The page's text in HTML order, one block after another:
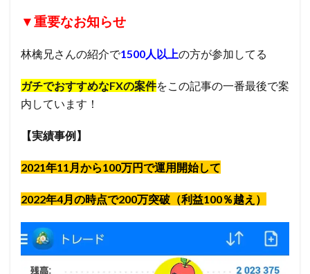
▼重要なお知らせ
林檎兄さんの紹介で1500人以上の方が参加してる
ガチでおすすめなFXの案件をこの記事の一番最後で案
内しています！
【実績事例】
2021年11月から100万円で運用開始して
2022年4月の時点で200万突破（利益100％越え）